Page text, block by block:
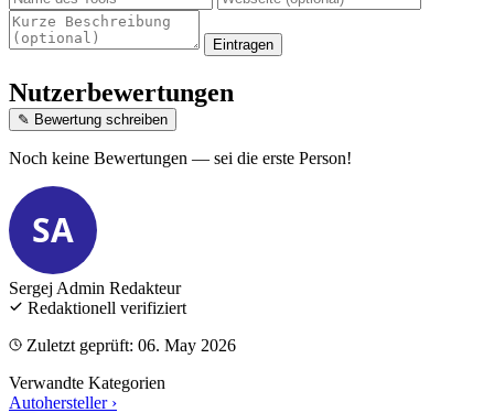
Eintragen
Nutzerbewertungen
✎ Bewertung schreiben
Noch keine Bewertungen — sei die erste Person!
SA
Sergej Admin Redakteur
Redaktionell verifiziert
Zuletzt geprüft: 06. May 2026
Verwandte Kategorien
Autohersteller ›